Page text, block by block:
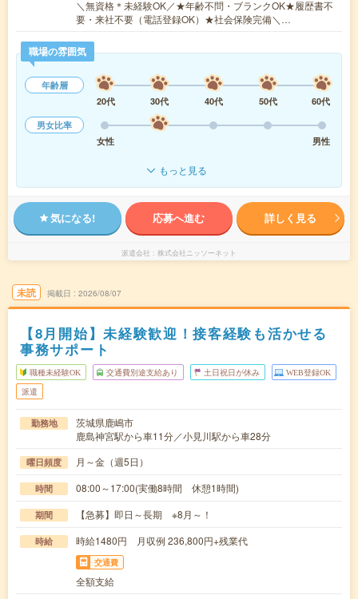
＼無資格＊未経験OK／★年齢不問・ブランクOK★履歴書不
要・来社不要（電話登録OK）★社会保険完備＼…
職場の雰囲気
年齢層
20代
30代 40代 50代
60代
男女比率
女性
男性
もっと見る
気になる! 応募へ進む 詳しく見る
派遣会社 株式会社ニッソーネット
未読 掲載日 2026/08/07
【8月開始】未経験歓迎！接客経験も活かせる
事務サポート
職種未経験OK 交通費別途支給あり 土日祝日が休み WEB登録OK
派遣
勤務地
茨城県鹿嶋市
鹿島神宮駅から車11分／小見川駅から車28分
曜日頻度 月～金（週5日）
時間 08:00～17:00(実働8時間 休憩1時間)
期間 【急募】即日～長期 ※8月～！
時給 時給1480円 月収例 236,800円+残業代
交通費
全額支給